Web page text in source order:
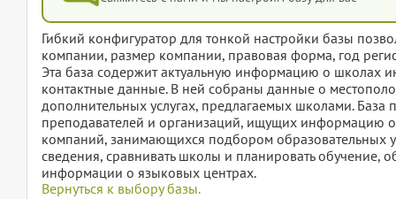
Гибкий конфигуратор для тонкой настройки базы
компании, размер компании, правовая форма, год
Эта база содержит актуальную информацию о школах
контактные данные. В ней собраны данные о
дополнительных услугах, предлагаемых школами. База
преподавателей и организаций, ищущих информацию
компаний, занимающихся подбором образовательных
сведения, сравнивать школы и планировать обучение,
информации о языковых центрах.
Вернуться к выбору базы.